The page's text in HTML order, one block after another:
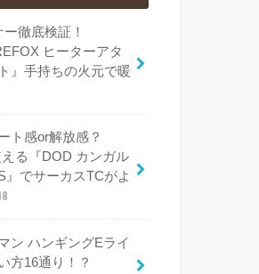
徹底検証！
ヒーターアタ
』手持ちの火元で暖
ト感or解放感？
る『DOD カンガル
』でサーカスTCがよ
ン ハンギングEライ
方16通り！？